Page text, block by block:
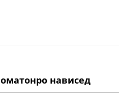
номатонро нависед